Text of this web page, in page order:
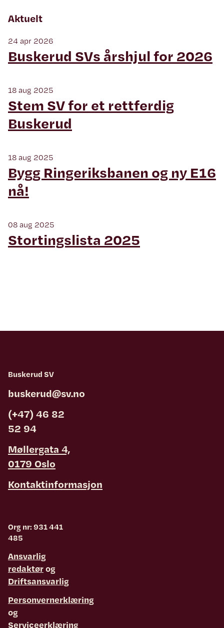
Aktuelt
24 apr 2026
Buskerud SVs årshjul for 2026
18 aug 2025
Stem SV for et rettferdig
Buskerud
18 aug 2025
Bygg Ringeriksbanen og ny E16
nå!
08 aug 2025
Stortingslista 2025
Buskerud SV
buskerud@sv.no
(+47) 46 82
52 94
Møllergata 4,
0179 Oslo
Kontaktinformasjon
Org nr: 931 441
485
Ansvarlig
redaktørog
Driftsansvarlig
Personvernerklæring
og
Serviceerklæring